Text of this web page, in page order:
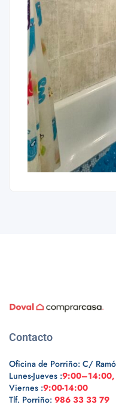
Contacto
Oficina de Porriño: C/
Lunes-Jueves :
Viernes :9:00-14:00
Tlf. Porriño: 986 33 33 79